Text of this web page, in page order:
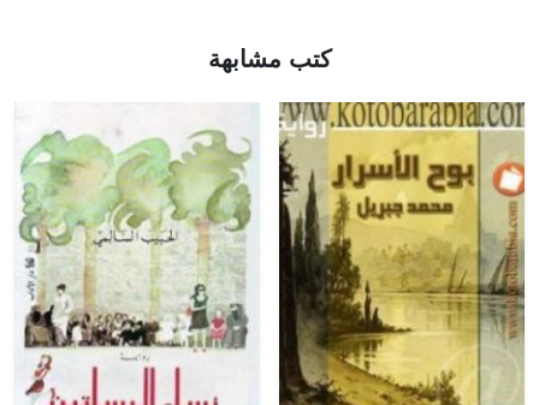
كتب مشابهة